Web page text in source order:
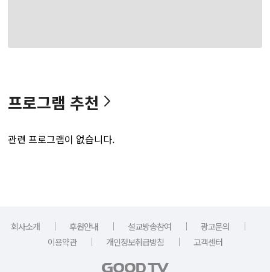
프로그램 추천
관련 프로그램이 없습니다.
회사소개 ｜ 후원안내 ｜ 설교방송참여 ｜ 광고문의
｜
이용약관
｜ 개인정보취급방침 ｜ 고객센터